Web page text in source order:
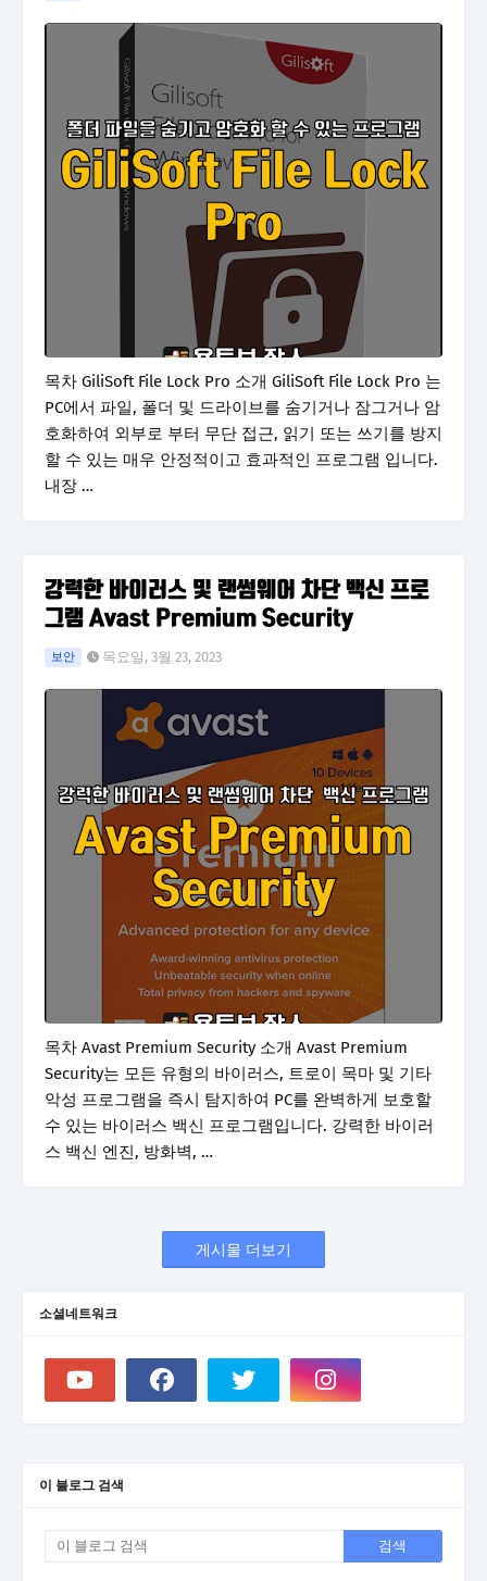
목차 GiliSoft File Lock Pro 소개 GiliSoft File Lock Pro 는
PC에서 파일, 폴더 및 드라이브를 숨기거나 잠그거나 암
호화하여 외부로 부터 무단 접근, 읽기 또는 쓰기를 방지
할 수 있는 매우 안정적이고 효과적인 프로그램 입니다.
내장 …
강력한 바이러스 및 랜썸웨어 차단 백신 프로
그램 Avast Premium Security
보안 목요일, 3월 23, 2023
목차 Avast Premium Security 소개 Avast Premium
Security는 모든 유형의 바이러스, 트로이 목마 및 기타
악성 프로그램을 즉시 탐지하여 PC를 완벽하게 보호할
수 있는 바이러스 백신 프로그램입니다. 강력한 바이러
스 백신 엔진, 방화벽, …
게시물 더보기
소셜네트워크
이 블로그 검색